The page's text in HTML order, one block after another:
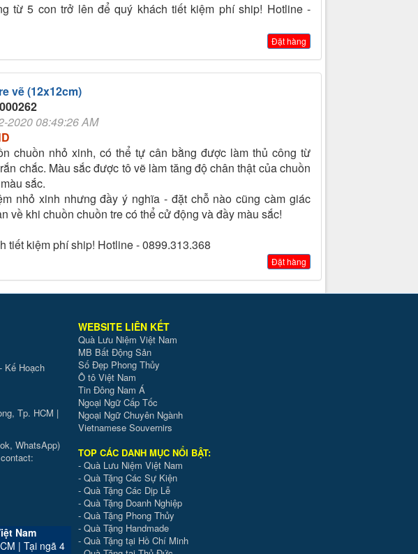
từ 5 con trở lên để quý khách tiết kiệm phí ship! Hotline -
Đặt hàng
vẽ (12x12cm)
2020 08:49:26 AM
chuồn nhỏ xinh, có thể tự cân bằng được làm thủ công từ
chắc. Màu sắc được tô vẽ làm tăng độ chân thật của chuồn
sắc.
nhỏ xinh nhưng đầy ý nghĩa - đặt chỗ nào cũng càm giác
về khi chuồn chuồn tre có thể cử động và đầy màu sắc!
tiết kiệm phí ship! Hotline - 0899.313.368
Đặt hàng
Kế Hoạch
Tp. HCM |
WhatsApp)
Nam
| Tại ngã 4
WEBSITE LIÊN KẾT
Quà Lưu Niệm Việt Nam
MB Bất Động Sản
Số Đẹp Phong Thủy
Ô tô Việt Nam
Tin Đông Nam Á
Ngoại Ngữ Cấp Tốc
Ngoại Ngữ Chuyên Ngành
Vietnamese Souvernirs
TOP CÁC DANH MỤC NỔI BẬT:
- Quà Lưu Niệm Việt Nam
- Quà Tặng Các Sự Kiện
- Quà Tặng Các Dịp Lễ
- Quà Tặng Doanh Nghiệp
- Quà Tặng Phong Thủy
- Quà Tặng Handmade
- Quà Tặng tại Hồ Chí Minh